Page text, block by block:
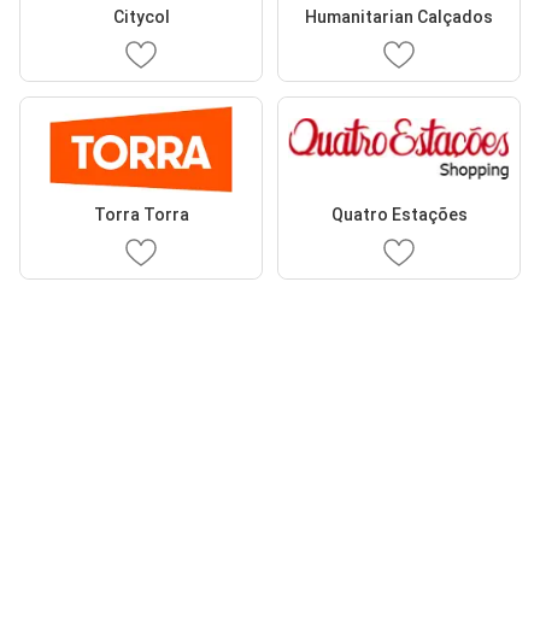
Citycol Humanitarian Calçados
Torra Torra Quatro Estações